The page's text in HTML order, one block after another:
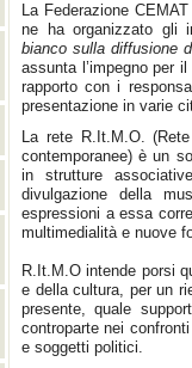
La Federazione
ne ha organizzato gli
bianco sulla diffusione
assunta l’impegno per
rapporto con i
presentazione in varie
La rete R.It.M.O.
contemporanee) è un
in strutture
divulgazione della
espressioni a essa
multimedialità e nuove
R.It.M.O intende porsi
e della cultura, per un
presente, quale
controparte nei
e soggetti politici.